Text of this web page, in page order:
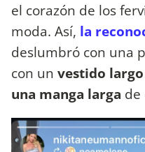
el corazón de los
moda. Así, la
deslumbró con una
con un vestido
una manga larga de